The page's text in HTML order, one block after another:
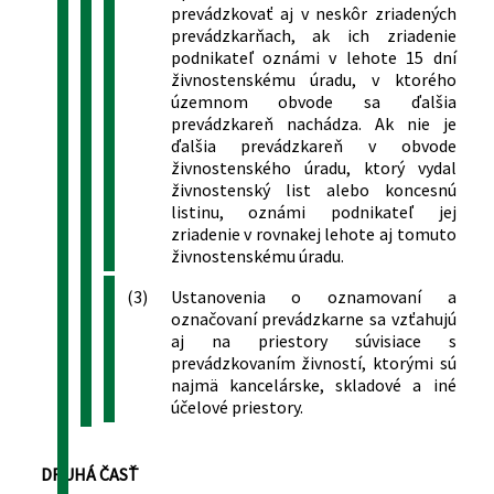
kvalifikácií a o zmene a doplnení
niektorých zákonov a ktorým sa menia
a dopĺňajú niektoré zákony
Zákon, ktorým sa mení a dopĺňa zákon
č. 355/2007 Z. z. o ochrane, podpore a
rozvoji verejného zdravia a o zmene a
doplnení niektorých zákonov v znení
neskorších predpisov a ktorým sa mení
zákon č. 455/1991 Zb. o živnostenskom
podnikaní (živnostenský zákon) v znení
292/2017 Z. z.
Zákon, ktorým sa mení a dopĺňa zákon
č. 79/2015 Z. z. o odpadoch a o zmene a
doplnení niektorých zákonov v znení
neskorších predpisov a ktorým sa
menia a dopĺňajú niektoré zákony
Zákon o posudzovaní zhody výrobku,
prevádzkovať aj v neskôr zriadených
prevádzkarňach, ak ich zriadenie
podnikateľ oznámi v lehote 15 dní
živnostenskému úradu, v ktorého
územnom obvode sa ďalšia
prevádzkareň nachádza. Ak nie je
ďalšia prevádzkareň v obvode
živnostenského úradu, ktorý vydal
živnostenský list alebo koncesnú
listinu, oznámi podnikateľ jej
zriadenie v rovnakej lehote aj tomuto
živnostenskému úradu.
(3)
Ustanovenia o oznamovaní a
označovaní prevádzkarne sa vzťahujú
aj na priestory súvisiace s
prevádzkovaním živností, ktorými sú
najmä kancelárske, skladové a iné
účelové priestory.
DRUHÁ ČASŤ